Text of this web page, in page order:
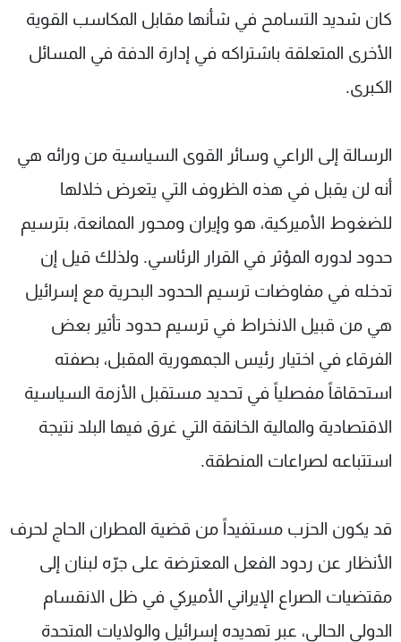
كان شديد التسامح في شأنها مقابل المكاسب القوية
الأخرى المتعلقة باشتراكه في إدارة الدفة في المسائل
الكبرى.
الرسالة إلى الراعي وسائر القوى السياسية من ورائه هي
أنه لن يقبل في هذه الظروف التي يتعرض خلالها
للضغوط الأميركية، هو وإيران ومحور الممانعة، بترسيم
حدود لدوره المؤثر في القرار الرئاسي. ولذلك قيل إن
تدخله في مفاوضات ترسيم الحدود البحرية مع إسرائيل
هي من قبيل الانخراط في ترسيم حدود تأثير بعض
الفرقاء في اختيار رئيس الجمهورية المقبل، بصفته
استحقاقاً مفصلياً في تحديد مستقبل الأزمة السياسية
الاقتصادية والمالية الخانقة التي غرق فيها البلد نتيجة
استتباعه لصراعات المنطقة.
قد يكون الحزب مستفيداً من قضية المطران الحاج لحرف
الأنظار عن ردود الفعل المعترضة على جرّه لبنان إلى
مقتضيات الصراع الإيراني الأميركي في ظل الانقسام
الدولي الحالي، عبر تهديده إسرائيل والولايات المتحدة